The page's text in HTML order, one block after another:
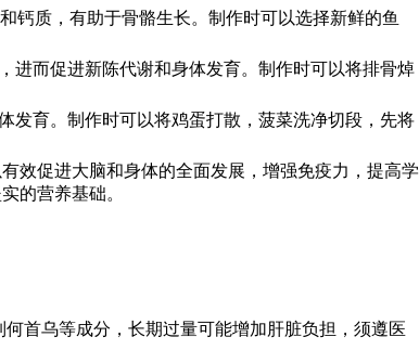
钙质，有助于骨骼生长。制作时可以选择新鲜的鱼
进而促进新陈代谢和身体发育。制作时可以将排骨焯
发育。制作时可以将鸡蛋打散，菠菜洗净切段，先将
效促进大脑和身体的全面发展，增强免疫力，提高学
的营养基础。
首乌等成分，长期过量可能增加肝脏负担，须遵医